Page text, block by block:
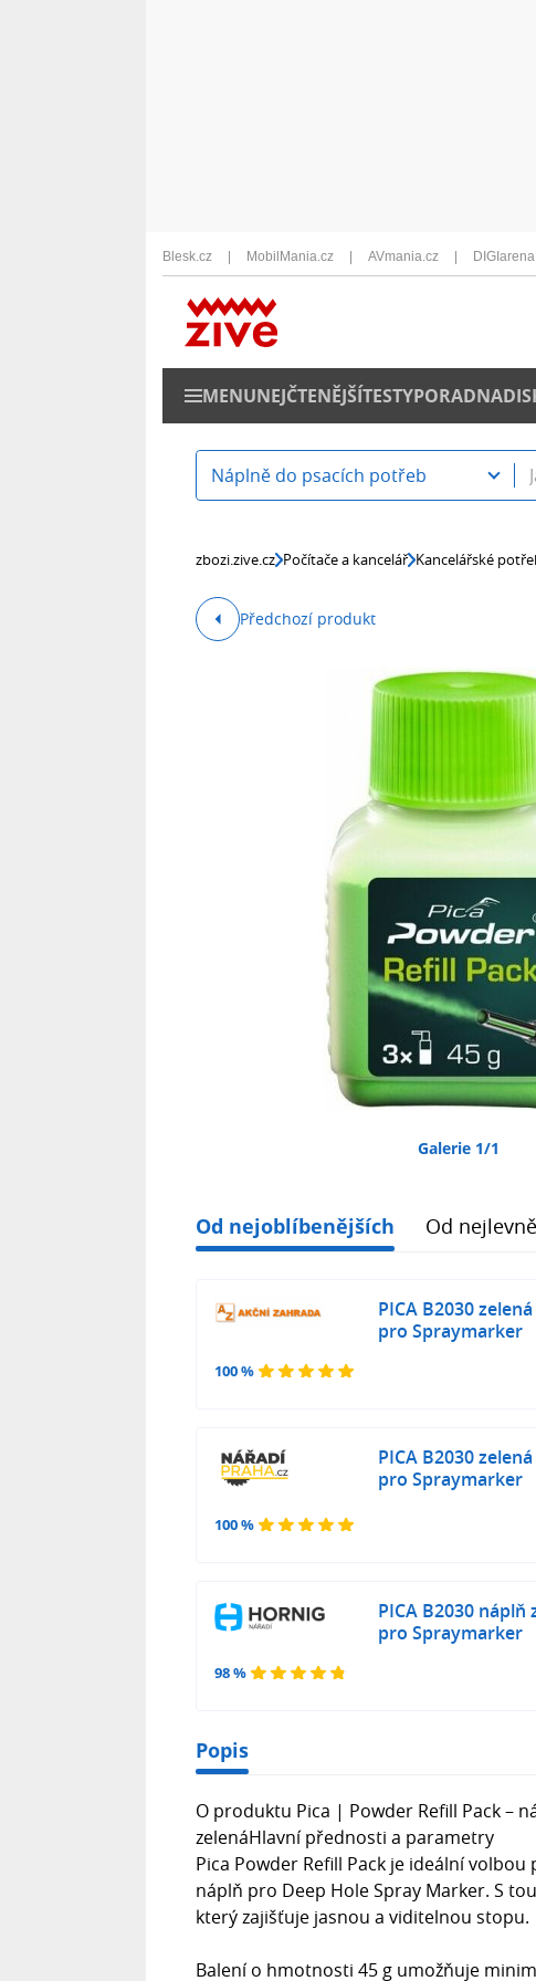
Blesk.cz MobilMania.cz AVmania.cz
MENUNEJČTENĚJŠÍTESTYPORADNA
Náplně do psacích potřeb
zbozi.zive.cz Počítače a kancelář Kancelářské
Předchozí produkt
Galerie 1/1
Od nejoblíbenějších Od
100 %
PICA B2030
pro Spraymarker
100 %
PICA B2030
pro Spraymarker
98 %
PICA B2030
pro Spraymarker
Popis
O produktu Pica | Powder Refill Pack –
zelenáHlavní přednosti a parametry
Pica Powder Refill Pack je ideální
náplň pro Deep Hole Spray Marker. S
který zajišťuje jasnou a viditelnou stopu.
Balení o hmotnosti 45 g umožňuje